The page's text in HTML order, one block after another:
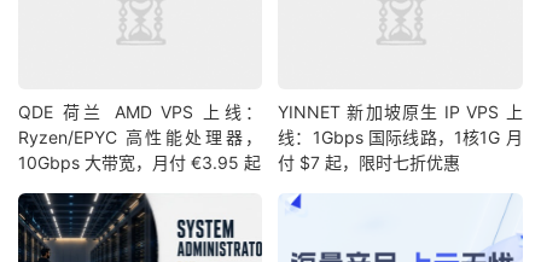
QDE 荷兰 AMD VPS 上线：
Ryzen/EPYC 高性能处理器，
10Gbps 大带宽，月付 €3.95 起
YINNET 新加坡原生 IP VPS 上
线：1Gbps 国际线路，1核1G 月
付 $7 起，限时七折优惠